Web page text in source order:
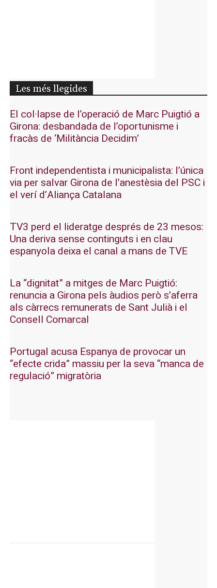
Les més llegides
El col·lapse de l’operació de Marc Puigtió a
Girona: desbandada de l’oportunisme i
fracàs de ‘Militància Decidim’
Front independentista i municipalista: l’única
via per salvar Girona de l’anestèsia del PSC i
el verí d’Aliança Catalana
TV3 perd el lideratge després de 23 mesos:
Una deriva sense continguts i en clau
espanyola deixa el canal a mans de TVE
La “dignitat” a mitges de Marc Puigtió:
renuncia a Girona pels àudios però s’aferra
als càrrecs remunerats de Sant Julià i el
Consell Comarcal
Portugal acusa Espanya de provocar un
“efecte crida” massiu per la seva “manca de
regulació” migratòria